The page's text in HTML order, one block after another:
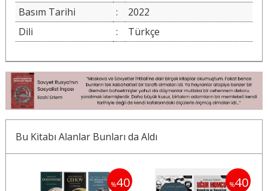
Basım Tarihi
:
2022
Dili
: Türkçe
Bu Kitabı Alanlar Bunları da Aldı
%40 %40